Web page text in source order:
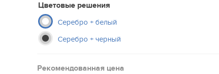
Цветовые решения
Серебро + белый
Серебро + черный
Рекомендованная цена